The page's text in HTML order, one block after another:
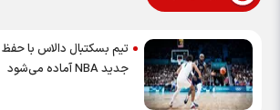
تیم بسکتبال دالاس با حفظ
جدید NBA آماده می‌شود